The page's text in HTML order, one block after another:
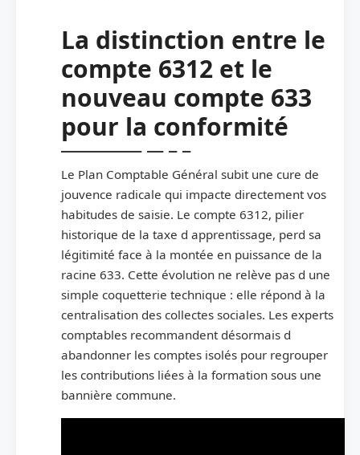
La distinction entre le
compte 6312 et le
nouveau compte 633
pour la conformité
Le Plan Comptable Général subit une cure de
jouvence radicale qui impacte directement vos
habitudes de saisie. Le compte 6312, pilier
historique de la taxe d apprentissage, perd sa
légitimité face à la montée en puissance de la
racine 633. Cette évolution ne relève pas d une
simple coquetterie technique : elle répond à la
centralisation des collectes sociales. Les experts
comptables recommandent désormais d
abandonner les comptes isolés pour regrouper
les contributions liées à la formation sous une
bannière commune.